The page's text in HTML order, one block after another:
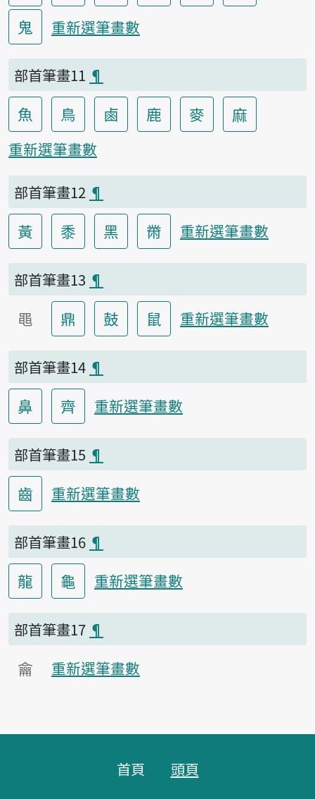
鬼
重新選筆畫數
部首筆畫11 ¶
魚 鳥 鹵 鹿 麥 麻
重新選筆畫數
部首筆畫12 ¶
黃 黍 黑 黹 重新選筆畫數
部首筆畫13 ¶
黽 鼎 鼓 鼠 重新選筆畫數
部首筆畫14 ¶
鼻 齊 重新選筆畫數
部首筆畫15 ¶
齒 重新選筆畫數
部首筆畫16 ¶
龍 龜 重新選筆畫數
部首筆畫17 ¶
龠 重新選筆畫數
首頁 頭頁